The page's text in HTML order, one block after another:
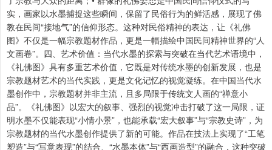
实，画家以水墨捕捉这些瞬间，保留了民俗行为的鲜活感，展现了佛
教在民间“接地气”的信仰形态。这种对民俗精神的表达，让《礼佛
图》不仅是一幅宗教题材作品，更是一幅描绘中国民间精神世界的“人
文画卷”。四、艺术价值：当代水墨的探索与突破在当代艺术语境中，
《礼佛图》具有多重艺术价值，它既是对传统水墨的创新发展，也是
宗教题材艺术的当代实践，更是文化记忆的视觉凝练。在中国当代水
墨创作中，宗教题材并非主流，且多局限于传统文人画的“禅意小
品”。《礼佛图》以宏大的叙事、强烈的视觉冲击打破了这一局限，证
明水墨不仅能表现“小情小景”，也能承载“宏大叙事”与“宗教史诗”，为
宗教题材的当代水墨创作提供了新的可能。作品在技法上实现了“工笔
塑造”与“写意表现”的结合、“水墨本体”与“西画造型”的融合，这种突破